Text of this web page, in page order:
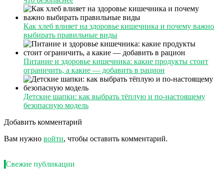
Как хлеб влияет на здоровье кишечника и почему важно
выбирать правильные виды
Питание и здоровье кишечника: какие продукты стоит
ограничить, а какие — добавить в рацион
Детские шапки: как выбрать тёплую и по-настоящему
безопасную модель
Добавить комментарий
Вам нужно войти, чтобы оставить комментарий.
Свежие публикации